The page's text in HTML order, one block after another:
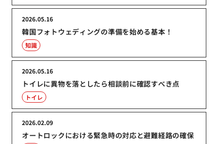
韓国フォトウェディングの準備を始める基本！
2026.05.16
知識
トイレに異物を落としたら相談前に確認すべき点
2026.05.16
トイレ
オートロックにおける緊急時の対応と避難経路の確保
2026.02.09